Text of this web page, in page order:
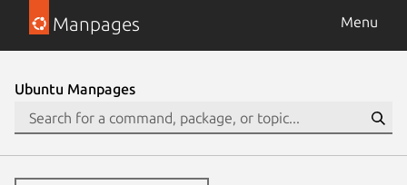
Manpages Menu
Ubuntu Manpages